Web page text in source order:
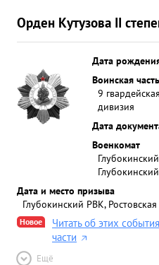
Орден Кутузова II
Дата
Воинская часть
9
дивизия
Дата
Военкомат
Дата и место призыва
Глубокинский РВК,
Новое
Читать об этих
части
Ещё